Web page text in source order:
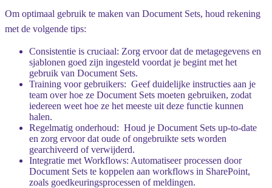
Om optimaal gebruik te maken van Document Sets, houd rekening
met de volgende tips:
Consistentie is cruciaal: Zorg ervoor dat de metagegevens en
sjablonen goed zijn ingesteld voordat je begint met het
gebruik van Document Sets.
Training voor gebruikers: ‍ Geef duidelijke instructies aan je
team over hoe ze Document Sets moeten gebruiken, zodat
iedereen weet hoe ze het meeste uit deze functie kunnen
halen.
Regelmatig onderhoud: ️ Houd je Document Sets up-to-date
en zorg ervoor dat oude of ongebruikte sets worden
gearchiveerd of verwijderd.
Integratie met Workflows: Automatiseer processen door
Document Sets te koppelen aan workflows in SharePoint,
zoals goedkeuringsprocessen of meldingen.